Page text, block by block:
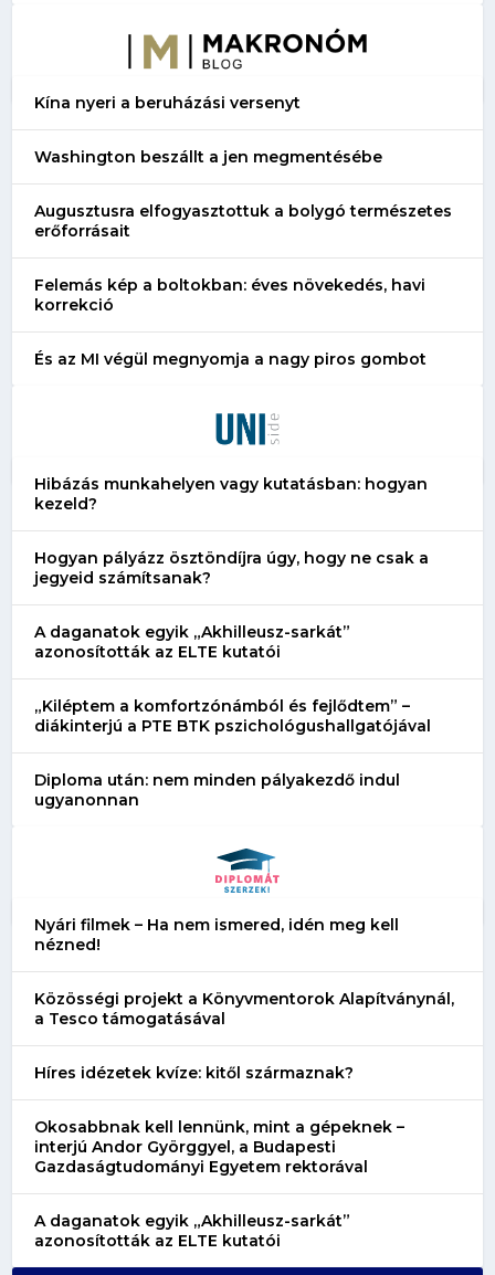
Kína nyeri a beruházási versenyt
Washington beszállt a jen megmentésébe
Augusztusra elfogyasztottuk a bolygó természetes
erőforrásait
Felemás kép a boltokban: éves növekedés, havi
korrekció
És az MI végül megnyomja a nagy piros gombot
Hibázás munkahelyen vagy kutatásban: hogyan
kezeld?
Hogyan pályázz ösztöndíjra úgy, hogy ne csak a
jegyeid számítsanak?
A daganatok egyik „Akhilleusz-sarkát”
azonosították az ELTE kutatói
„Kiléptem a komfortzónámból és fejlődtem” –
diákinterjú a PTE BTK pszichológushallgatójával
Diploma után: nem minden pályakezdő indul
ugyanonnan
Nyári filmek – Ha nem ismered, idén meg kell
nézned!
Közösségi projekt a Könyvmentorok Alapítványnál,
a Tesco támogatásával
Híres idézetek kvíze: kitől származnak?
Okosabbnak kell lennünk, mint a gépeknek –
interjú Andor Györggyel, a Budapesti
Gazdaságtudományi Egyetem rektorával
A daganatok egyik „Akhilleusz-sarkát”
azonosították az ELTE kutatói